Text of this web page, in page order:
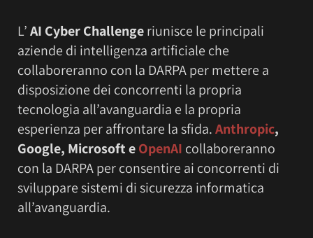
L’AI Cyber Challengeriunisce le principali
aziende di intelligenza artificiale che
collaboreranno con la DARPA per mettere a
disposizione dei concorrenti la propria
tecnologia all’avanguardia e la propria
esperienza per affrontare la sfida.Anthropic,
Google, Microsoft eOpenAI collaboreranno
con la DARPA per consentire ai concorrenti di
sviluppare sistemi di sicurezza informatica
all’avanguardia.